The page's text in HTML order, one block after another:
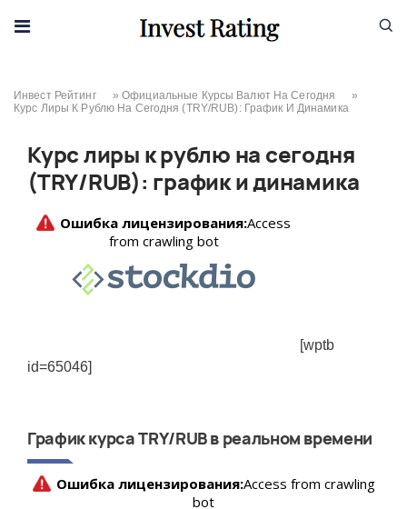
Инвест Рейтинг »Официальные Курсы Валют На Сегодня
»
Курс Лиры К Рублю На Сегодня (TRY/RUB): График И Динамика
Курс лиры к рублю на сегодня
(TRY/RUB): график и динамика
[wptb
id=65046]
График курса TRY/RUB в реальном времени